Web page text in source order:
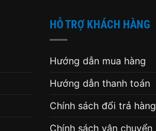
HỖ TRỢ KHÁCH HÀNG
Hướng dẫn mua hàng
Hướng dẫn thanh toán
Chính sách đổi trả hàng
Chính sách vận chuyển